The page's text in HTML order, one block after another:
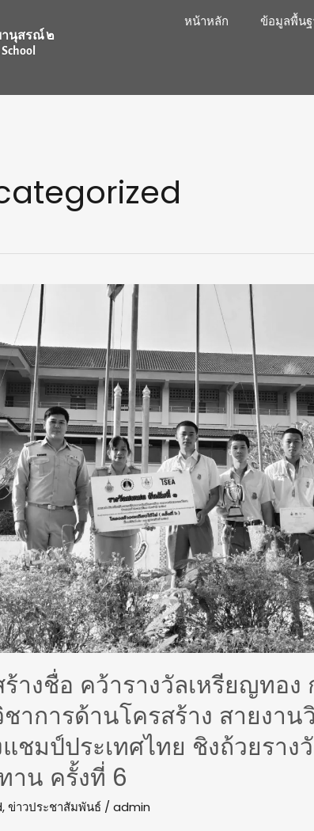
านุสรณ์ ๒
หน้าหลัก ข้อมูลพื้น
ร้างชื่อ คว้ารางวัลเหรียญทอง
าการด้านโครสร้าง สายงาน
ชมป์ประเทศไทย ชิงถ้วยราง
าน ครั้งที่ 6
,ข่าวประชาสัมพันธ์ / admin